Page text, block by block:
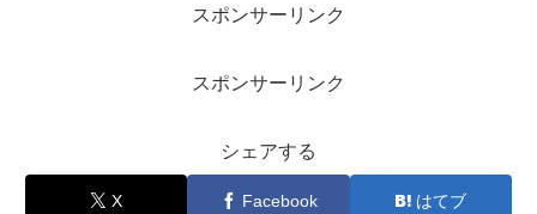
スポンサーリンク
スポンサーリンク
シェアする
X Facebook はてブ